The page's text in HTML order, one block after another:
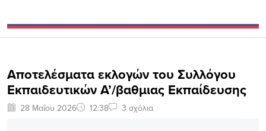
Αποτελέσματα εκλογών του Συλλόγου
Εκπαιδευτικών Α’/βαθμιας Εκπαίδευσης
28 Μαΐου 2026 12:38 3 σχόλια